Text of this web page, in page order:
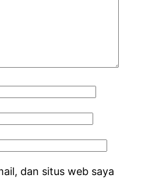
dan situs web saya